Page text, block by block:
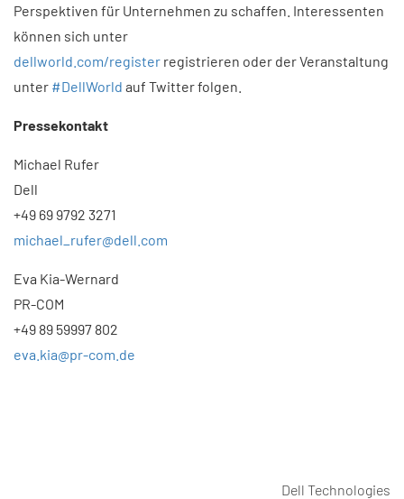
Perspektiven für Unternehmen zu schaffen. Interessenten
können sich unter
dellworld.com/register registrieren oder der Veranstaltung
unter #DellWorld auf Twitter folgen.
Pressekontakt
Michael Rufer
Dell
+49 69 9792 3271
michael_rufer@dell.com
Eva Kia-Wernard
PR-COM
+49 89 59997 802
eva.kia@pr-com.de
Dell Technologies